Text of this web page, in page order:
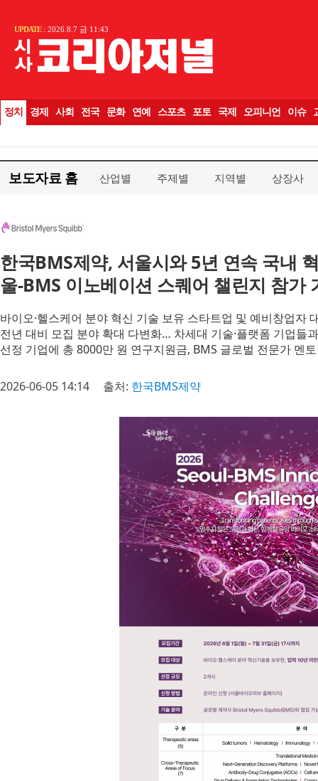
보도자료 홈 산업별 주제별 지역별 상장사
한국BMS제약, 서울시와 5년 연속 국내
울-BMS 이노베이션 스퀘어 챌린지 참가
바이오·헬스케어 분야 혁신 기술 보유 스타트업 및 예비창업자
전년 대비 모집 분야 확대 다변화… 차세대 기술·플랫폼 기업들
선정 기업에 총 8000만 원 연구지원금, BMS 글로벌 전문가 멘
2026-06-05 14:14 출처: 한국BMS제약